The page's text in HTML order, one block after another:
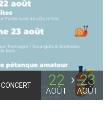
CONCERT 22
AOÛT
23
AOÛT